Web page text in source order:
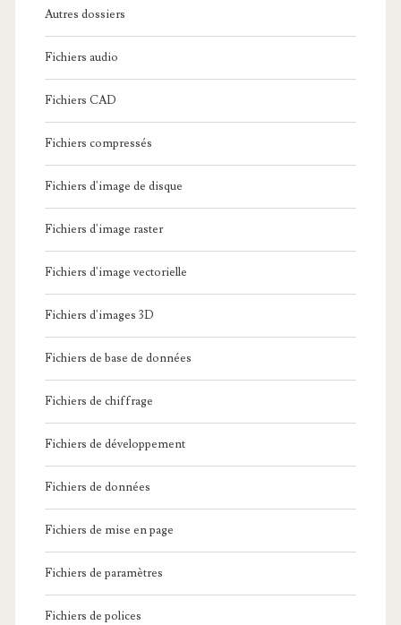
Autres dossiers
Fichiers audio
Fichiers CAD
Fichiers compressés
Fichiers d'image de disque
Fichiers d'image raster
Fichiers d'image vectorielle
Fichiers d'images 3D
Fichiers de base de données
Fichiers de chiffrage
Fichiers de développement
Fichiers de données
Fichiers de mise en page
Fichiers de paramètres
Fichiers de polices